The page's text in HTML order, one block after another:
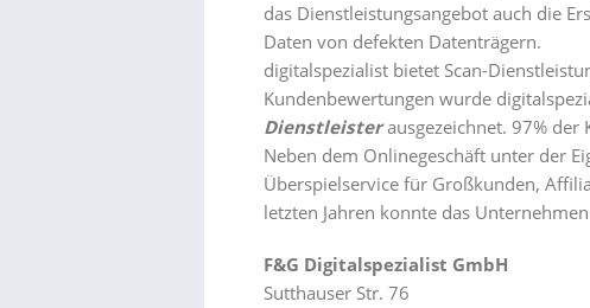
das Dienstleistungsangebot auch die
Daten von defekten Datenträgern.
digitalspezialist bietet Scan-
Kundenbewertungen wurde
Dienstleisterausgezeichnet. 97% der
Neben dem Onlinegeschäft unter der
Überspielservice für Großkunden,
letzten Jahren konnte das
F&G Digitalspezialist GmbH
Sutthauser Str. 76